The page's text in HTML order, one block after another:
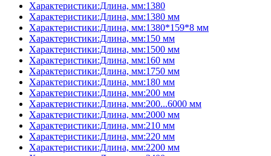
Характеристики:Длина, мм:1380
Характеристики:Длина, мм:1380 мм
Характеристики:Длина, мм:1380*159*8 мм
Характеристики:Длина, мм:150 мм
Характеристики:Длина, мм:1500 мм
Характеристики:Длина, мм:160 мм
Характеристики:Длина, мм:1750 мм
Характеристики:Длина, мм:180 мм
Характеристики:Длина, мм:200 мм
Характеристики:Длина, мм:200...6000 мм
Характеристики:Длина, мм:2000 мм
Характеристики:Длина, мм:210 мм
Характеристики:Длина, мм:220 мм
Характеристики:Длина, мм:2200 мм